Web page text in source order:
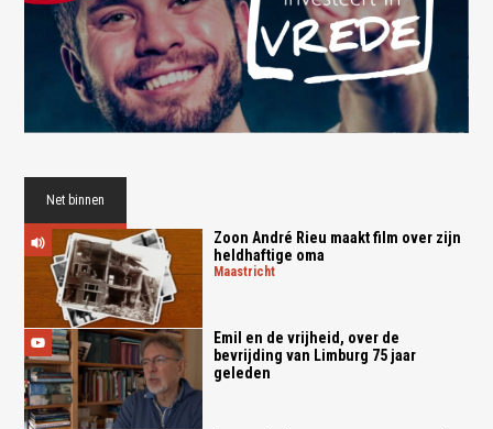
Net binnen
Zoon André Rieu maakt film over zijn
heldhaftige oma
maastricht
Emil en de vrijheid, over de
bevrijding van Limburg 75 jaar
geleden